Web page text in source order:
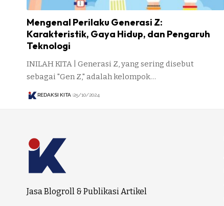
Mengenal Perilaku Generasi Z:
Karakteristik, Gaya Hidup, dan Pengaruh
Teknologi
INILAH KITA | Generasi Z, yang sering disebut
sebagai "Gen Z," adalah kelompok…
REDAKSI KITA 25/10/2024
Jasa Blogroll & Publikasi Artikel